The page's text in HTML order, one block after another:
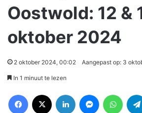
Oostwold: 12 &
oktober 2024
2 oktober 2024, 00:02 Aangepast op: 3
In 1 minuut te lezen